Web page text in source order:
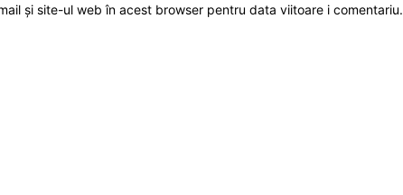
și site-ul web în acest browser pentru data viitoare i comentariu.